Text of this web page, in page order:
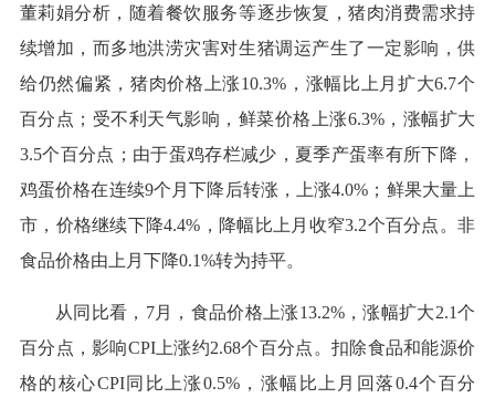
董莉娟分析，随着餐饮服务等逐步恢复，猪肉消费需求持
续增加，而多地洪涝灾害对生猪调运产生了一定影响，供
给仍然偏紧，猪肉价格上涨10.3%，涨幅比上月扩大6.7个
百分点；受不利天气影响，鲜菜价格上涨6.3%，涨幅扩大
3.5个百分点；由于蛋鸡存栏减少，夏季产蛋率有所下降，
鸡蛋价格在连续9个月下降后转涨，上涨4.0%；鲜果大量上
市，价格继续下降4.4%，降幅比上月收窄3.2个百分点。非
食品价格由上月下降0.1%转为持平。
从同比看，7月，食品价格上涨13.2%，涨幅扩大2.1个
百分点，影响CPI上涨约2.68个百分点。扣除食品和能源价
格的核心CPI同比上涨0.5%，涨幅比上月回落0.4个百分